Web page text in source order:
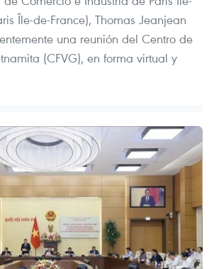
Île-de-France), Thomas Jeanjean
una reunión del Centro de
(CFVG), en forma virtual y